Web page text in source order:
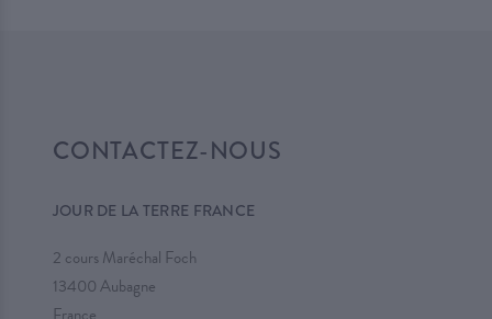
CONTACTEZ-NOUS
JOUR DE LA TERRE FRANCE
2 cours Maréchal Foch
13400 Aubagne